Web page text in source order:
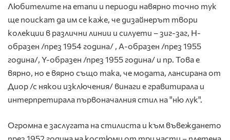
Любителите на етапи и периоди навярно точно тук
ще поискат да им се каже, че дизайнерът твори
колекции в различни линии и силуети – зиг-заг, Н-
образен /през 1954 година/ , А-образен /през 1955
година/, Y-образен /през 1955 година/ и пр. Това е
вярно, но е вярно също така, че модата, лансирана от
Диор /с някои изключения/ винаги е гравитирала и
интерпретирала първоначалния стил на "ню лук".
Огромна е заслугата на стилиста и към въвеждането